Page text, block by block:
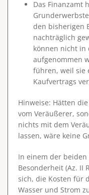
Das Finanzamt
den bisherigen
nachträglich
können nicht in
aufgenommen
führen, weil sie
Kaufvertrags
Hinweise: Hätten
vom Veräußerer,
nichts mit dem
lassen, wäre keine
In einem der beiden
Besonderheit (Az. II
sich, die Kosten für
Wasser und Strom